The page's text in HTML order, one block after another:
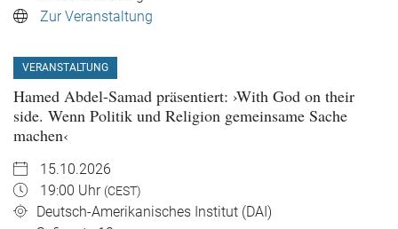
Zur Veranstaltung
VERANSTALTUNG
Hamed Abdel-Samad präsentiert: ›With God on their
side. Wenn Politik und Religion gemeinsame Sache
machen‹
15.10.2026
19:00 Uhr (CEST)
Deutsch-Amerikanisches Institut (DAI)